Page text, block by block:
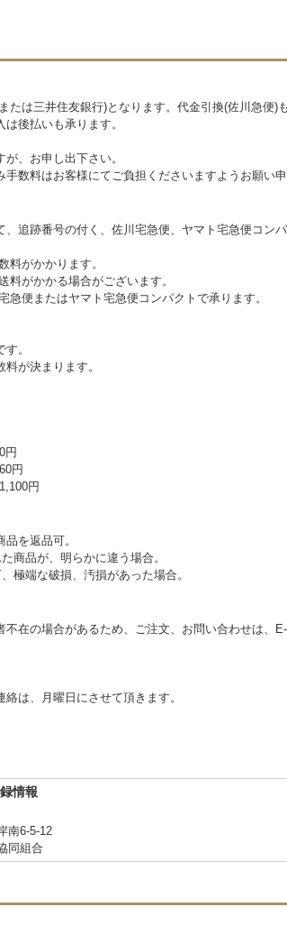
たは三井住友銀行)となります。代金引換(佐川急便)
後払いも承ります。
、お申し出下さい。
数料はお客様にてご負担くださいますようお願い申
追跡番号の付く、佐川宅急便、ヤマト宅急便コン
料がかかります。
がかかる場合がございます。
便またはヤマト宅急便コンパクトで承ります。
。
が決まります。
円
円
円
を返品可。
商品が、明らかに違う場合。
極端な破損、汚損があった場合。
不在の場合があるため、ご注文、お問い合わせは、
は、月曜日にさせて頂きます。
情報
南6-5-12
同組合